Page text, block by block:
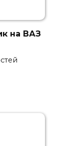
на ВАЗ